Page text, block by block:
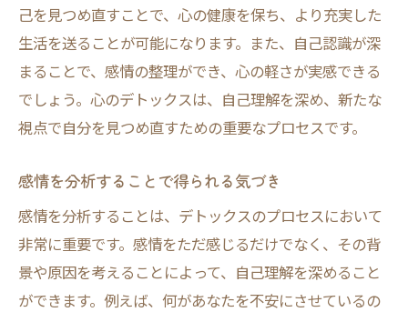
ジャーナリングでデトックス—感情を言葉にす
る力
ジャーナリングが心のデトックスに役立つ
理由
感情を記録することで得られる心の軽さ
効果的なジャーナリングの方法とヒント
感情の整理に役立つ質問リスト
日常的にジャーナリングを実践するメリッ
ト
ジャーナリングで自分自身を理解するプロ
己を見つめ直すことで、心の健康を保ち、より充実した
生活を送ることが可能になります。また、自己認識が深
まることで、感情の整理ができ、心の軽さが実感できる
でしょう。心のデトックスは、自己理解を深め、新たな
視点で自分を見つめ直すための重要なプロセスです。
感情を分析することで得られる気づき
感情を分析することは、デトックスのプロセスにおいて
非常に重要です。感情をただ感じるだけでなく、その背
景や原因を考えることによって、自己理解を深めること
ができます。例えば、何があなたを不安にさせているの